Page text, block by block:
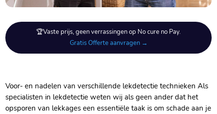
🏆Vaste prijs, geen verrassingen op No cure no Pay.
Gratis Offerte aanvragen →
Voor- en nadelen van verschillende lekdetectie technieken Als
specialisten in lekdetectie weten wij als geen ander dat het
opsporen van lekkages een essentiële taak is om schade aan je